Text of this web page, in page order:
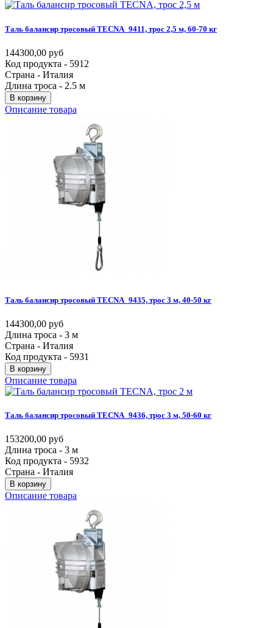
Таль балансир тросовый TECNA_9411, трос 2,5 м, 60-70 кг
144300,00 руб
Код продукта - 5912
Страна - Италия
Длина троса - 2.5 м
В корзину
Описание товара
Таль балансир тросовый TECNA_9435, трос 3 м, 40-50 кг
144300,00 руб
Длина троса - 3 м
Страна - Италия
Код продукта - 5931
В корзину
Описание товара
Таль балансир тросовый TECNA_9436, трос 3 м, 50-60 кг
153200,00 руб
Длина троса - 3 м
Код продукта - 5932
Страна - Италия
В корзину
Описание товара